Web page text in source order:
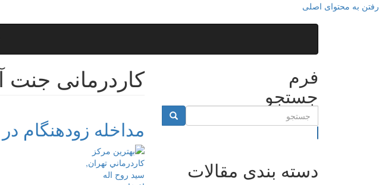
رفتن به محتوای اصلی
کاردرمانی جنت
مداخله زودهنگام
فرم
جستجو
دسته بندی مقالات